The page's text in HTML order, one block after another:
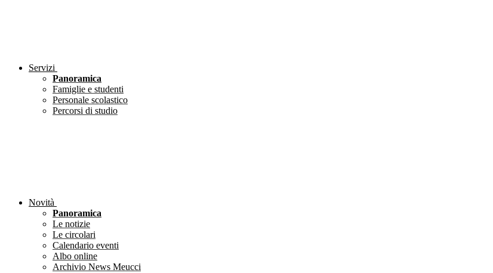
Servizi
Panoramica
Famiglie e studenti
Personale scolastico
Percorsi di studio
Novità
Panoramica
Le notizie
Le circolari
Calendario eventi
Albo online
Archivio News Meucci